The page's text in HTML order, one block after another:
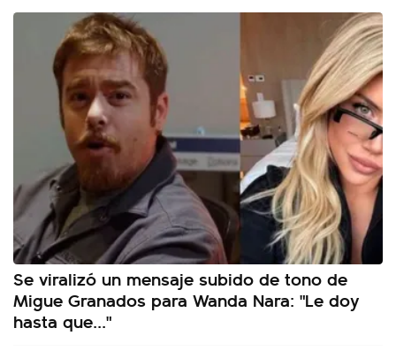
Se viralizó un mensaje subido de tono de
Migue Granados para Wanda Nara: "Le doy
hasta que..."